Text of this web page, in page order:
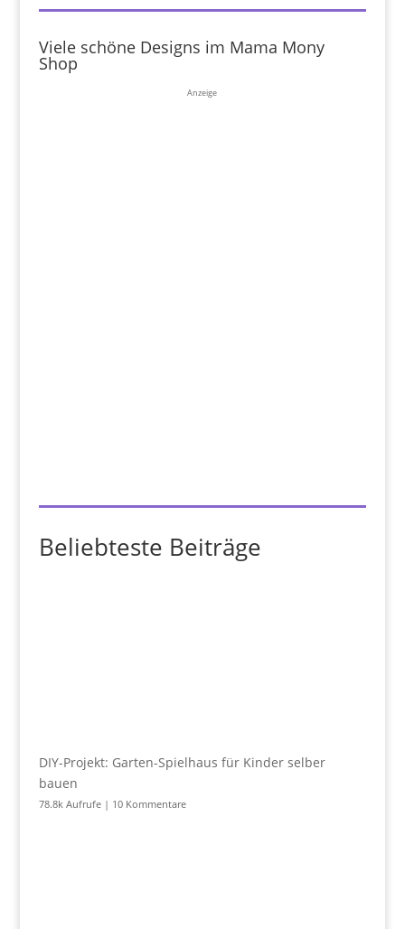
Viele schöne Designs im Mama Mony
Shop
Anzeige
Beliebteste Beiträge
DIY-Projekt: Garten-Spielhaus für Kinder selber
bauen
78.8k Aufrufe| 10 Kommentare